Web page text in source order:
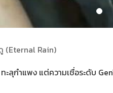
(Eternal Rain)
กำแพง แต่ความเชื่อระดับ